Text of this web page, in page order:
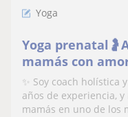
Yoga
Yoga
mamás con
embarazo
✨ Soy coach holística
años de experiencia,
mamás en uno de los